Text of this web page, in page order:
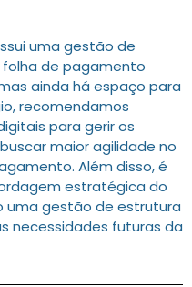
uma gestão de
de pagamento
ainda há espaço para
recomendamos
para gerir os
maior agilidade no
Além disso, é
estratégica do
uma gestão de estrutura
necessidades futuras da